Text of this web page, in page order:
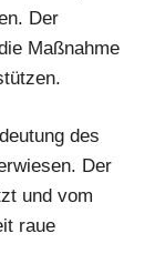
Der
Maßnahme
des
Der
und vom
raue